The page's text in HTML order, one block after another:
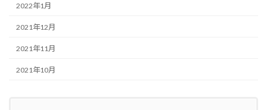
2022年1月
2021年12月
2021年11月
2021年10月